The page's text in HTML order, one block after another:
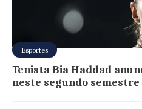
Esportes
Tenista Bia Haddad
neste segundo semestre